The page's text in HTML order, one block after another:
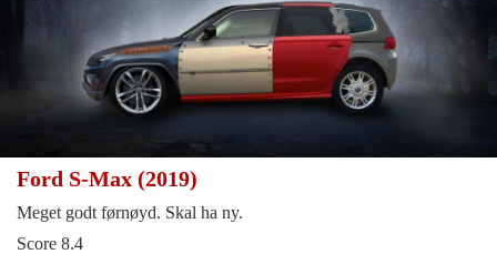
Ford S-Max (2019)
Meget godt førnøyd. Skal ha ny.
Score 8.4